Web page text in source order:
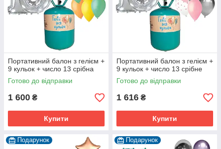
Портативний балон з гелієм +
9 кульок + число 13 срібна
Готово до відправки
1 600 ₴
Купити
Портативний балон з гелієм +
9 кульок + число 13 срібне
Готово до відправки
1 616 ₴
Купити
Подарунок Подарунок